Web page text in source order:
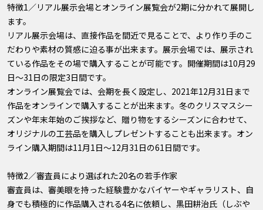
特徴1／リアル展示会場とオンライン展覧会が2期に分かれて展開し
ます。
リアル展示会場は、直接作品を間近で見ることで、より作り手のこ
だわりや素材の質感に迫る事が出来ます。展示会場では、展示され
ている作品をその場で購入することが可能です。開催期間は10月29
日〜31日の限定3日間です。
オンライン展覧会では、会期を長く設定し、2021年12月31日まで
作品をオンラインで購入することが出来ます。冬のクリスマスシー
ズンや年末年始のご挨拶など、贈り物をするシーズンに合わせて、
オリジナルの工芸品を購入しプレゼントすることも出来ます。オン
ライン購入期間は11月1日〜12月31日の61日間です。
特徴2／審査員により選ばれた20名の若手作家
審査員は、審美眼を持った経験豊かなバイヤーやギャラリスト、自
身でも積極的に作品購入される4名に依頼し、黒田耕治氏（しぶや